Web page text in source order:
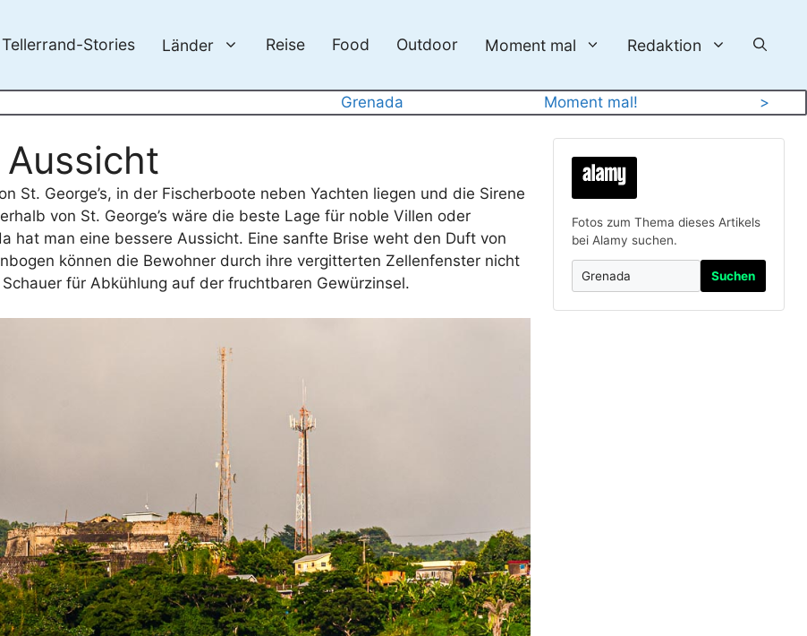
Tellerrand-Stories Länder Reise Food Outdoor Moment mal Redaktion
Grenada Moment mal! >
St. George’s, in der Fischerboote neben Yachten liegen und die Sirene
von St. George’s wäre die beste Lage für noble Villen oder
hat man eine bessere Aussicht. Eine sanfte Brise weht den Duft von
können die Bewohner durch ihre vergitterten Zellenfenster nicht
für Abkühlung auf der fruchtbaren Gewürzinsel.
Fotos zum Thema dieses Artikels
bei Alamy suchen.
Suchen